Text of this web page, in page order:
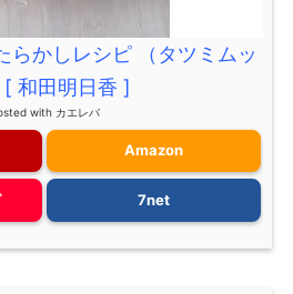
らかしレシピ （タツミムッ
[ 和田明日香 ]
with カエレバ
Amazon
7net